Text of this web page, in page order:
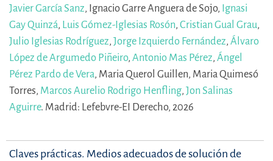
Javier García Sanz, Ignacio Garre Anguera de Sojo, Ignasi
Gay Quinzá, Luis Gómez-Iglesias Rosón, Cristian Gual Grau,
Julio Iglesias Rodríguez, Jorge Izquierdo Fernández, Álvaro
López de Argumedo Piñeiro, Antonio Mas Pérez, Ángel
Pérez Pardo de Vera, Maria Querol Guillen, Maria Quimesó
Torres, Marcos Aurelio Rodrigo Henfling, Jon Salinas
Aguirre. Madrid: Lefebvre-EI Derecho, 2026
Claves prácticas. Medios adecuados de solución de